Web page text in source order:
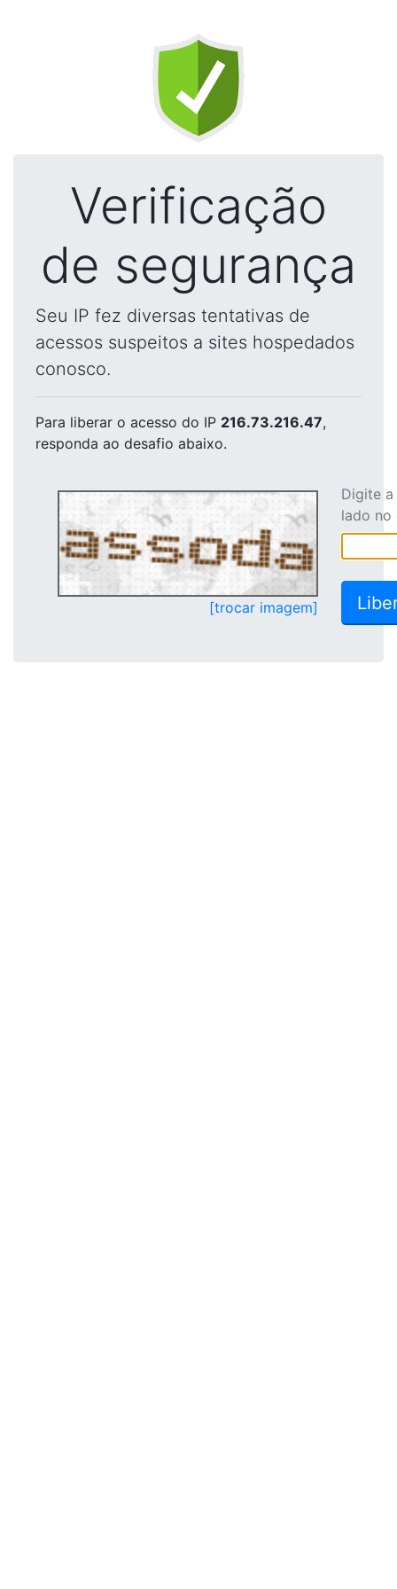
Verificação
de segurança
Seu IP fez diversas tentativas de
acessos suspeitos a sites hospedados
conosco.
Para liberar o acesso do IP 216.73.216.47,
responda ao desafio abaixo.
[trocar imagem]
Digite
lado no